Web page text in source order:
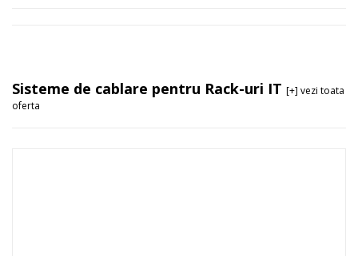
Sisteme de cablare pentru Rack-uri IT [+] vezi toata
oferta